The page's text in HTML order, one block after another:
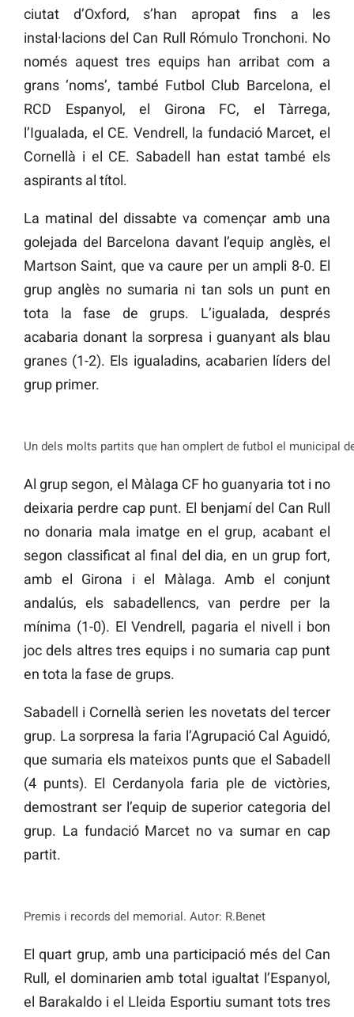
ciutat d’Oxford, s’han apropat fins a les
instal·lacions del Can Rull Rómulo Tronchoni. No
només aquest tres equips han arribat com a
grans ‘noms’, també Futbol Club Barcelona, el
RCD Espanyol, el Girona FC, el Tàrrega,
l’Igualada, el CE. Vendrell, la fundació Marcet, el
Cornellà i el CE. Sabadell han estat també els
aspirants al títol.
La matinal del dissabte va començar amb una
golejada del Barcelona davant l’equip anglès, el
Martson Saint, que va caure per un ampli 8-0. El
grup anglès no sumaria ni tan sols un punt en
tota la fase de grups. L’igualada, després
acabaria donant la sorpresa i guanyant als blau
granes (1-2). Els igualadins, acabarien líders del
grup primer.
Un dels molts partits que han omplert de futbol el municipal
Al grup segon, el Màlaga CF ho guanyaria tot i no
deixaria perdre cap punt. El benjamí del Can Rull
no donaria mala imatge en el grup, acabant el
segon classificat al final del dia, en un grup fort,
amb el Girona i el Màlaga. Amb el conjunt
andalús, els sabadellencs, van perdre per la
mínima (1-0). El Vendrell, pagaria el nivell i bon
joc dels altres tres equips i no sumaria cap punt
en tota la fase de grups.
Sabadell i Cornellà serien les novetats del tercer
grup. La sorpresa la faria l’Agrupació Cal Aguidó,
que sumaria els mateixos punts que el Sabadell
(4 punts). El Cerdanyola faria ple de victòries,
demostrant ser l’equip de superior categoria del
grup. La fundació Marcet no va sumar en cap
partit.
Premis i records del memorial. Autor: R.Benet
El quart grup, amb una participació més del Can
Rull, el dominarien amb total igualtat l’Espanyol,
el Barakaldo i el Lleida Esportiu sumant tots tres